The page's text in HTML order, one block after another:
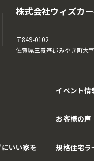
株式会社ウィズカ
〒849-0102
佐賀県三養基郡みやき町大
いい家を
イベント情
お客様の声
規格住宅ラ